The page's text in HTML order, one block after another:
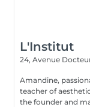
L'Institut
24, Avenue
Amandine,
teacher of
the founder and